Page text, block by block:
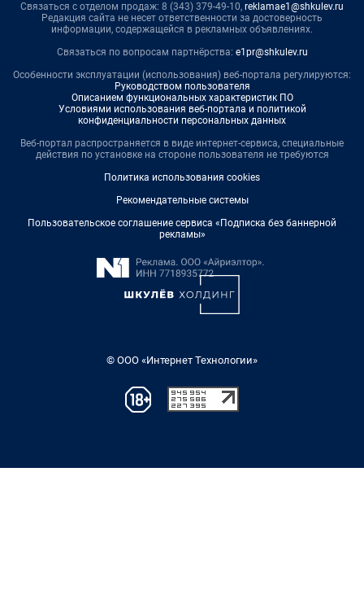
Связаться с отделом продаж: 8 (343) 379-49-10, reklamae1@shkulev.ru
Редакция сайта не несет ответственности за достоверность
информации, содержащейся в рекламных объявлениях.
Связаться по вопросам партнёрства: e1pr@shkulev.ru
Особенности эксплуатации (использования) веб-портала регулируются:
Руководством пользователя
Описанием функциональных характеристик ПО
Условиями использования веб-портала и политикой
конфиденциальности персональных данных
Веб-портал распространяется в виде интернет-сервиса, специальные
действия по установке на стороне пользователя не требуются
Политика использования cookies
Рекомендательные системы
Пользовательское соглашение сервиса «Подписка без баннерной
рекламы»
© ООО «Интернет Технологии»